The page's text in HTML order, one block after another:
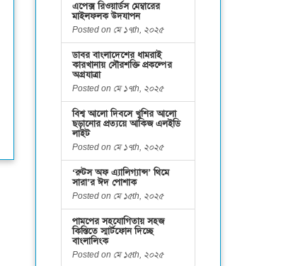
এপেক্স রিওয়ার্ডস মেম্বারের
মাইলফলক উদযাপন
Posted on মে ১৭th, ২০২৫
ডাবর বাংলাদেশের ধামরাই
কারখানায় সৌরশক্তি প্রকল্পের
অগ্রযাত্রা
Posted on মে ১৭th, ২০২৫
বিশ্ব আলো দিবসে খুশির আলো
ছড়ানোর প্রত্যয়ে আকিজ এলইডি
লাইট
Posted on মে ১৭th, ২০২৫
‘রুটস অফ এ্যালিগ্যান্স’ থিমে
সারা’র ঈদ পোশাক
Posted on মে ১৫th, ২০২৫
পামপের সহযোগিতায় সহজ
কিস্তিতে স্মার্টফোন দিচ্ছে
বাংলালিংক
Posted on মে ১৫th, ২০২৫